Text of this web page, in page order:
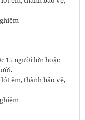
15 người lớn hoặc
êm, thành bảo vệ,